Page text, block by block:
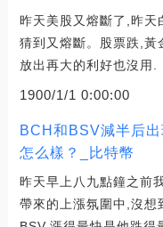
昨天美股又熔斷了,昨天
猜到又熔斷。股票跌,黃
放出再大的利好也沒用.
1900/1/1 0:00:00
BCH和BSV減半后
怎么樣？_比特幣
昨天早上八九點鐘之前
帶來的上漲氛圍中,沒想